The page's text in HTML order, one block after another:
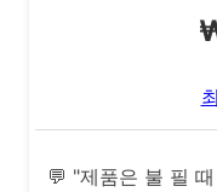
💬 "제품은 불 필